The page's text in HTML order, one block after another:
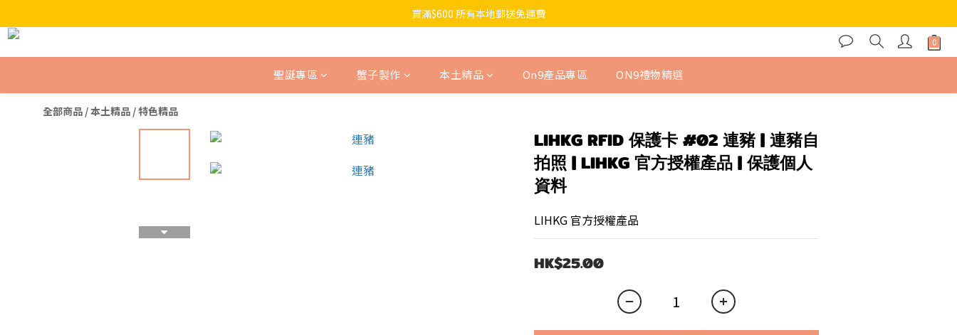
買滿$600 所有本地郵送免運費
聖誕專區 蟹子製作 本土精品 On9產品專區 ON9禮物精選
全部商品 /本土精品 /特色精品
LIHKG RFID 保護卡 #02 連豬 | 連豬自
拍照 | LIHKG 官方授權產品 | 保護個人
資料
LIHKG 官方授權產品
HK$25.00